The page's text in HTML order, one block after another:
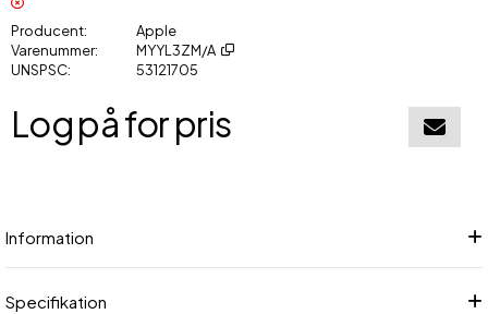
Producent
Apple
Varenummer
MYYL3ZM/A
UNSPSC
53121705
Log på for pris Føj til
Information
Specifikation